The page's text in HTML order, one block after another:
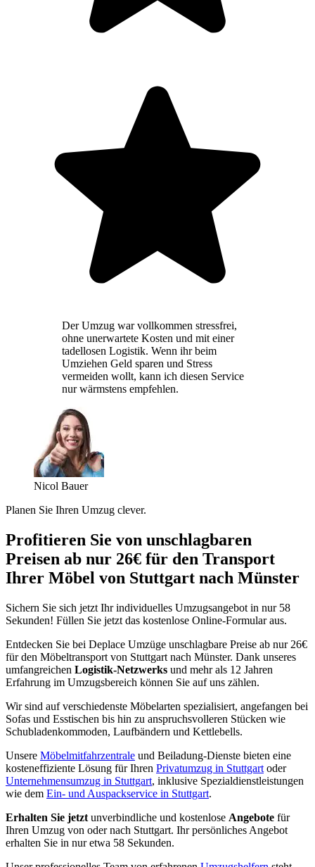
Der Umzug war vollkommen stressfrei,
ohne unerwartete Kosten und mit einer
tadellosen Logistik. Wenn ihr beim
Umziehen Geld sparen und Stress
vermeiden wollt, kann ich diesen Service
nur wärmstens empfehlen.
Nicol Bauer
Planen Sie Ihren Umzug clever.
Profitieren Sie von unschlagbaren
Preisen ab nur 26€ für den Transport
Ihrer Möbel von Stuttgart nach Münster
Sichern Sie sich jetzt Ihr individuelles Umzugsangebot in nur 58
Sekunden! Füllen Sie jetzt das kostenlose Online-Formular aus.
Entdecken Sie bei Deplace Umzüge unschlagbare Preise ab nur 26€
für den Möbeltransport von Stuttgart nach Münster. Dank unseres
umfangreichen Logistik-Netzwerks und mehr als 12 Jahren
Erfahrung im Umzugsbereich können Sie auf uns zählen.
Wir sind auf verschiedenste Möbelarten spezialisiert, angefangen bei
Sofas und Esstischen bis hin zu anspruchsvolleren Stücken wie
Schubladenkommoden, Laufbändern und Kettlebells.
Unsere Möbelmitfahrzentrale und Beiladung-Dienste bieten eine
kosteneffiziente Lösung für Ihren Privatumzug in Stuttgart oder
Unternehmensumzug in Stuttgart, inklusive Spezialdienstleistungen
wie dem Ein- und Auspackservice in Stuttgart.
Erhalten Sie jetzt unverbindliche und kostenlose Angebote für
Ihren Umzug von oder nach Stuttgart. Ihr persönliches Angebot
erhalten Sie in nur etwa 58 Sekunden.